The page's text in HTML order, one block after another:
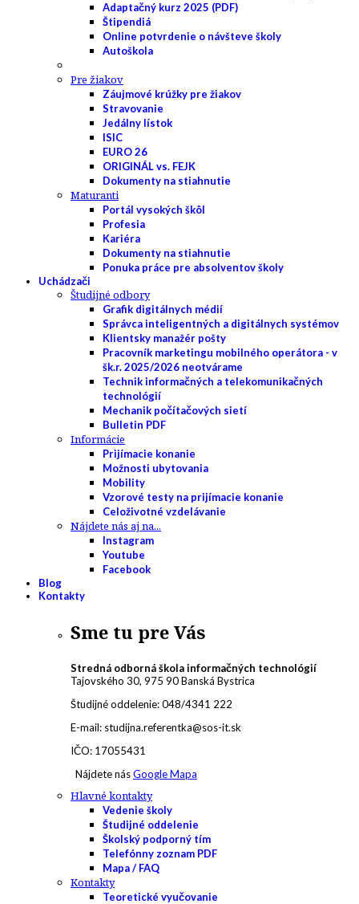
Adaptačný kurz 2025 (PDF)
Štipendiá
Online potvrdenie o návšteve školy
Autoškola
Pre žiakov
Záujmové krúžky pre žiakov
Stravovanie
Jedálny lístok
ISIC
EURO 26
ORIGINÁL vs. FEJK
Dokumenty na stiahnutie
Maturanti
Portál vysokých škôl
Profesia
Kariéra
Dokumenty na stiahnutie
Ponuka práce pre absolventov školy
Uchádzači
Študijné odbory
Grafik digitálnych médií
Správca inteligentných a digitálnych systémov
Klientsky manažér pošty
Pracovník marketingu mobilného operátora - v
šk.r. 2025/2026 neotvárame
Technik informačných a telekomunikačných
technológií
Mechanik počítačových sietí
Bulletin PDF
Informácie
Prijímacie konanie
Možnosti ubytovania
Mobility
Vzorové testy na prijímacie konanie
Celoživotné vzdelávanie
Nájdete nás aj na...
Instagram
Youtube
Facebook
Blog
Kontakty
Sme tu pre Vás
Stredná odborná škola informačných technológií
Tajovského 30, 975 90 Banská Bystrica
Študijné oddelenie: 048/4341 222
E-mail: studijna.referentka@sos-it.sk
IČO: 17055431
Nájdete násGoogle Mapa
Hlavné kontakty
Vedenie školy
Študijné oddelenie
Školský podporný tím
Telefónny zoznam PDF
Mapa / FAQ
Kontakty
Teoretické vyučovanie